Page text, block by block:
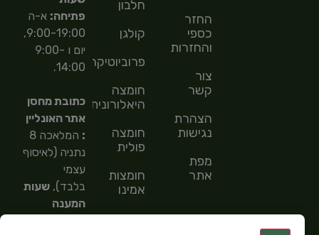
החזר
כספי
והחזרות
צור
קשר
הצהרת
נגישות
מפת
אתר
חלבון
קולגן
פרוביוטיקה
חומצה
היאלורונית
חומצה
פולית
חומצות
אמינו
חומצות
פתיחה: א-ה
9:00-19:00,
יום ו 9:00-
14:00.
כתובת מחסן
אתר האונליין
:
המלאכה 8
נתניה (לאיסוף
עצמי
בלבד),שעות
המענה